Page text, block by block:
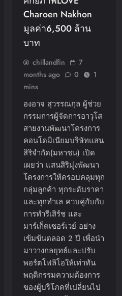
Charoen Nakhon
มูลค่า6,500 ล้าน
บาท
chillandfin
7
months ago
0
1
mins
องอาจ สุวรรณกุล ผู้ช่วย
กรรมการผู้จัดการอาวุโส
สายงานพัฒนาโครงการ
คอนโดมิเนียมบริษัทแสน
สิริจำกัด(มหาชน) เปิด
เผยว่า แสนสิริมุ่งพัฒนา
โครงการให้ครอบคลุมทุก
กลุ่มลูกค้า ทุกระดับราคา
และทุกทำเล ควบคู่กับกับ
การทำรีเสิร์ช และ
มาร์เก็ตเซอร์เวย์ อย่าง
เข้มข้นตลอด 2 ปี เพื่อนำ
มาวางกลยุทธ์และปรับ
พอร์ตโฟลิโอให้เท่าทัน
พฤติกรรมความต้องการ
ของผู้บริโภคที่เปลี่ยนไป